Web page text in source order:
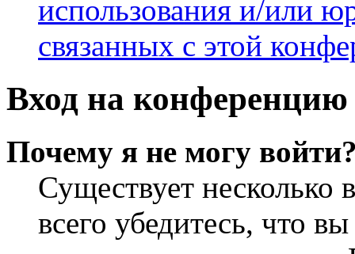
использования и/или
связанных с этой
Вход на конференцию
Почему я не могу
Существует
всего убедитесь, что